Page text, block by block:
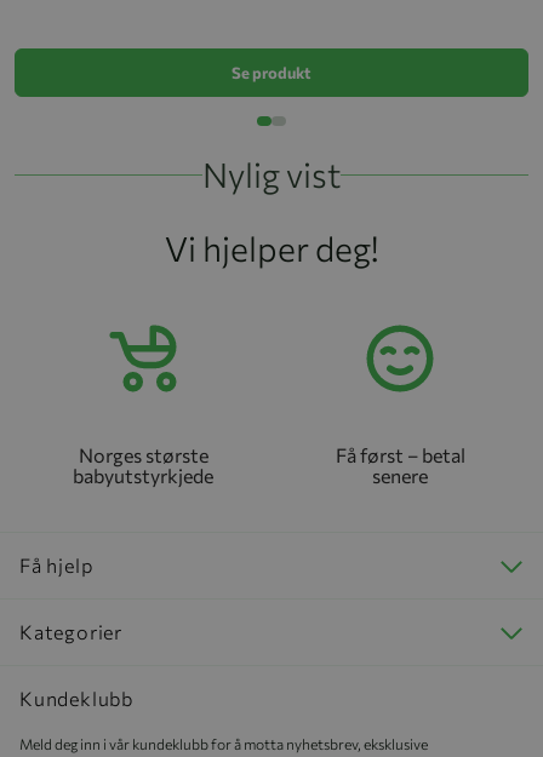
Se produkt
Nylig vist
Vi hjelper deg!
Norges største
babyutstyrkjede
Få først – betal
senere
Få hjelp
Kategorier
Kundeklubb
Meld deg inn i vår kundeklubb for å motta nyhetsbrev, eksklusive